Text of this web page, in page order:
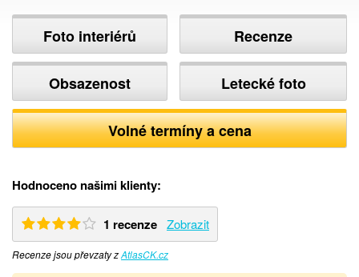
Foto interiérů
Obsazenost
Recenze
Letecké foto
Volné termíny a cena
Hodnoceno našimi klienty:
1 recenze Zobrazit
Recenze jsou převzaty zAtlasCK.cz